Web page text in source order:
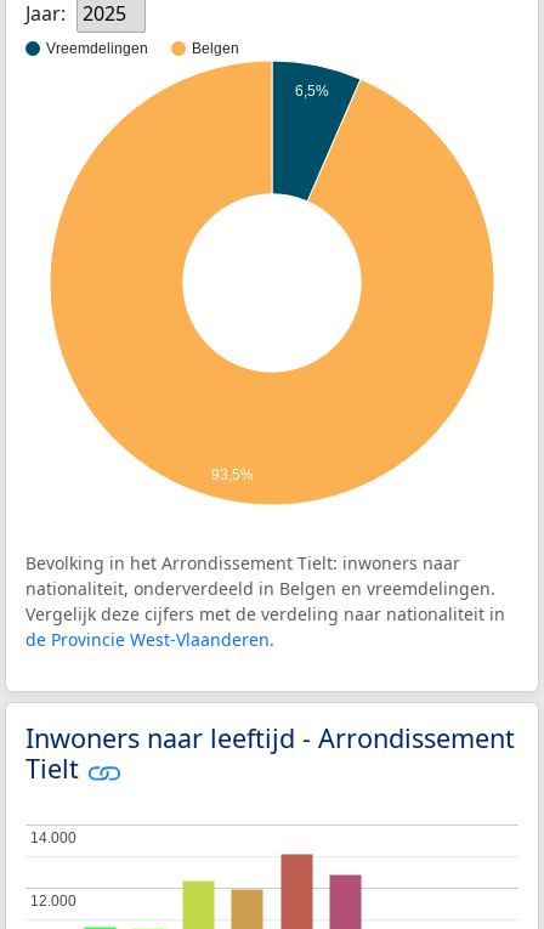
Jaar: 2025
Vreemdelingen Belgen
6,5%
93,5%
Bevolking in het Arrondissement Tielt: inwoners naar
nationaliteit, onderverdeeld in Belgen en vreemdelingen.
Vergelijk deze cijfers met de verdeling naar nationaliteit in
de Provincie West-Vlaanderen.
Inwoners naar leeftijd - Arrondissement
Tielt
12.000
12.000
14.000
14.000